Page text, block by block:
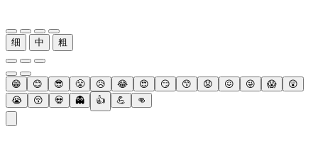
细 中 粗
😁 😊 😎 😤 😥 😂 😍 😏 😙 😟 😖 😜 😱
😲
😭
😚 💀 👻 👍 💪 👊